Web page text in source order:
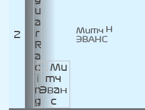
2
Митч
ЭВАНС